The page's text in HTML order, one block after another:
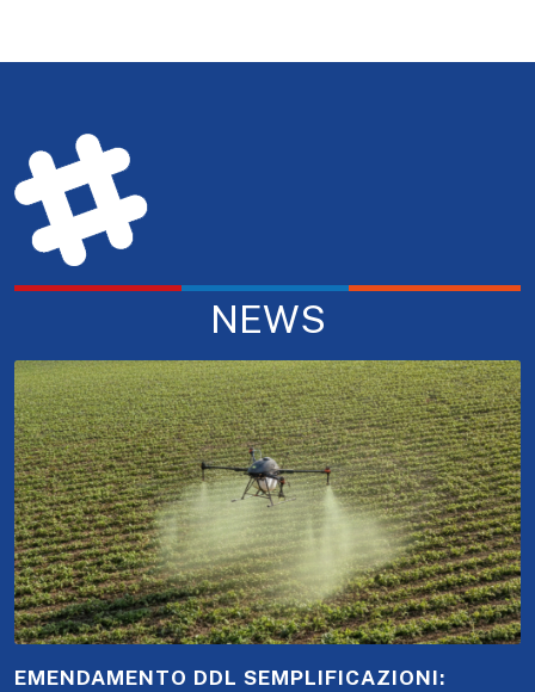
NEWS
EMENDAMENTO DDL SEMPLIFICAZIONI: